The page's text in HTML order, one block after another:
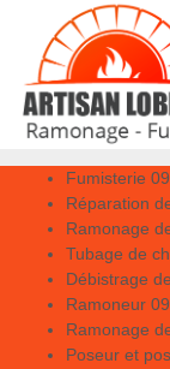
Fumisterie
Réparation
Ramonage
Tubage de
Débistrage
Ramoneur 09
Ramonage
Poseur et